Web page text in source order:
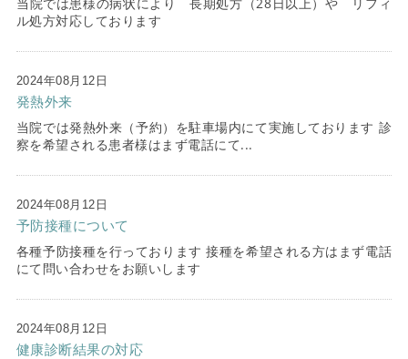
ル処方対応しております
2024年08月12日
発熱外来
当院では発熱外来（予約）を駐車場内にて実施しております 診
察を希望される​患者様はまず電話にて...
2024年08月12日
予防接種について
各種予防接種を行っております ​接種を希望される方はまず電話
にて問い合わせをお願いします
2024年08月12日
健康診断結果の対応